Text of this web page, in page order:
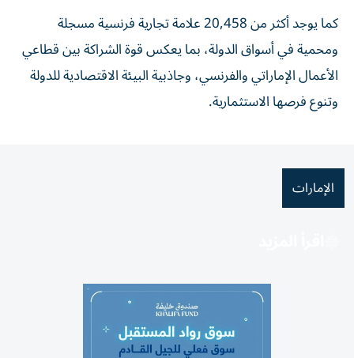
كما يوجد أكثر من 20,458 علامة تجارية فرنسية مسجلة
ومحمية في أسواق الدولة، بما يعكس قوة الشراكة بين قطاعي
الأعمال الإماراتي والفرنسي، وجاذبية البيئة الاقتصادية للدولة
وتنوع فرصها الاستثمارية.
الإمارات